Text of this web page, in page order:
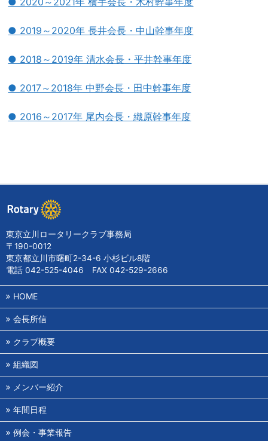
● 2019～2020年 長井会長・中山幹事年度
● 2018～2019年 清水会長・平井幹事年度
● 2017～2018年 中野会長・田中幹事年度
● 2016～2017年 尾内会長・織原幹事年度
東京立川ロータリークラブ事務局
〒190-0012
東京都立川市曙町2-34-6 小杉ビル8階
電話 042-525-4046 FAX 042-529-2666
HOME
会長所信
クラブ概要
組織図
メンバー紹介
年間日程
例会・事業報告